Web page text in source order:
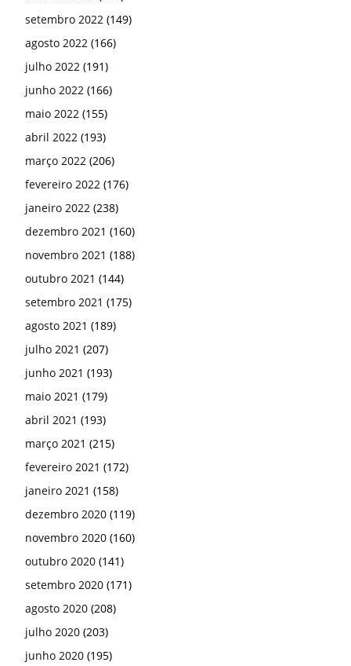
setembro 2022 (149)
agosto 2022 (166)
julho 2022 (191)
junho 2022 (166)
maio 2022 (155)
abril 2022 (193)
março 2022 (206)
fevereiro 2022 (176)
janeiro 2022 (238)
dezembro 2021 (160)
novembro 2021 (188)
outubro 2021 (144)
setembro 2021 (175)
agosto 2021 (189)
julho 2021 (207)
junho 2021 (193)
maio 2021 (179)
abril 2021 (193)
março 2021 (215)
fevereiro 2021 (172)
janeiro 2021 (158)
dezembro 2020 (119)
novembro 2020 (160)
outubro 2020 (141)
setembro 2020 (171)
agosto 2020 (208)
julho 2020 (203)
junho 2020 (195)